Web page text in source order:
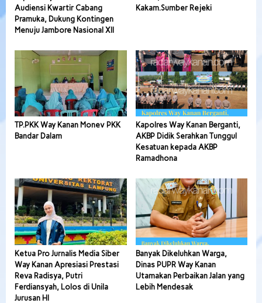
Audiensi Kwartir Cabang
Pramuka, Dukung Kontingen
Menuju Jambore Nasional XII
Kakam.Sumber Rejeki
TP.PKK Way Kanan Monev PKK
Bandar Dalam
Kapolres Way Kanan Berganti,
AKBP Didik Serahkan Tunggul
Kesatuan kepada AKBP
Ramadhona
Ketua Pro Jurnalis Media Siber
Way Kanan Apresiasi Prestasi
Reva Radisya, Putri
Ferdiansyah, Lolos di Unila
Jurusan HI
Banyak Dikeluhkan Warga,
Dinas PUPR Way Kanan
Utamakan Perbaikan Jalan yang
Lebih Mendesak